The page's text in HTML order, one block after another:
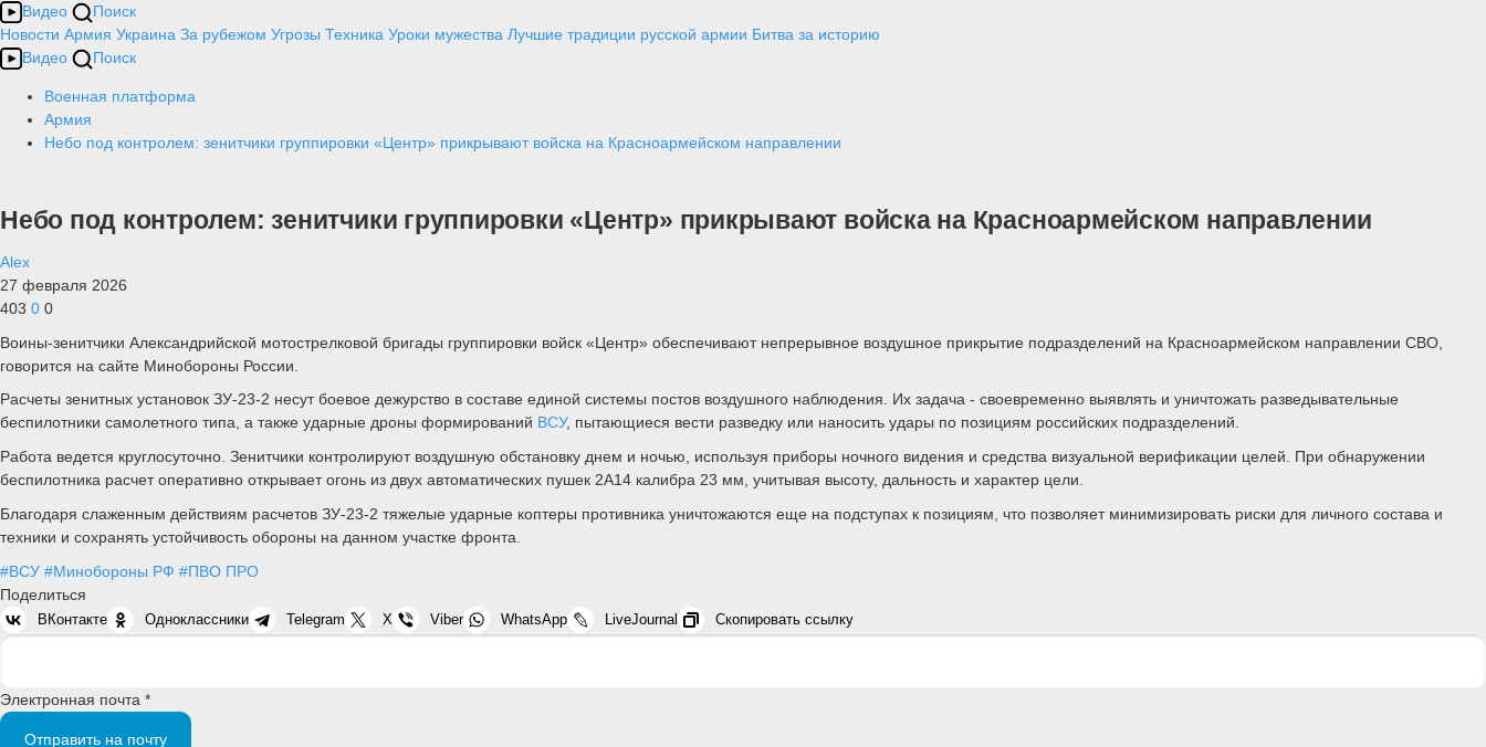
Видео
Поиск
Новости Армия Украина За рубежом Угрозы Техника Уроки мужества Лучшие традиции русской армии Битва за историю
Видео
Поиск
Военная платформа
Армия
Небо под контролем: зенитчики группировки «Центр» прикрывают войска на Красноармейском направлении
Небо под контролем: зенитчики группировки «Центр» прикрывают войска на Красноармейском направлении
Alex
27 февраля 2026
403 0 0
Воины-зенитчики Александрийской мотострелковой бригады группировки войск «Центр» обеспечивают непрерывное воздушное прикрытие подразделений на Красноармейском направлении СВО,
говорится на сайте Минобороны России.
Расчеты зенитных установок ЗУ-23-2 несут боевое дежурство в составе единой системы постов воздушного наблюдения. Их задача - своевременно выявлять и уничтожать разведывательные
беспилотники самолетного типа, а также ударные дроны формирований ВСУ, пытающиеся вести разведку или наносить удары по позициям российских подразделений.
Работа ведется круглосуточно. Зенитчики контролируют воздушную обстановку днем и ночью, используя приборы ночного видения и средства визуальной верификации целей. При обнаружении
беспилотника расчет оперативно открывает огонь из двух автоматических пушек 2А14 калибра 23 мм, учитывая высоту, дальность и характер цели.
Благодаря слаженным действиям расчетов ЗУ-23-2 тяжелые ударные коптеры противника уничтожаются еще на подступах к позициям, что позволяет минимизировать риски для личного состава и
техники и сохранять устойчивость обороны на данном участке фронта.
#ВСУ #Минобороны РФ #ПВО ПРО
Поделиться
ВКонтакте Одноклассники Telegram X Viber WhatsApp LiveJournal Скопировать ссылку
Электронная почта *
Отправить на почту